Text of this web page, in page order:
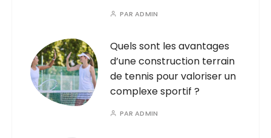
PARADMIN
Quels sont les avantages
d’une construction terrain
de tennis pour valoriser un
complexe sportif ?
PARADMIN